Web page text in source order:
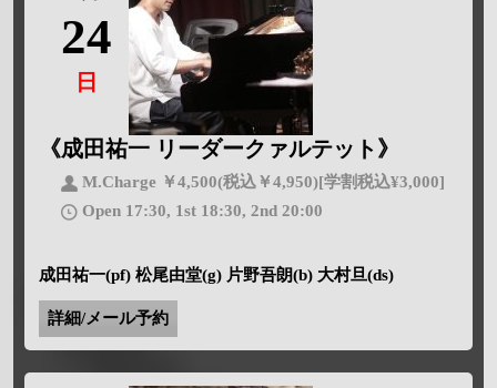
24
日
《成田祐一 リーダークァルテット》
M.Charge ￥4,500(税込￥4,950)[学割税込¥3,000]
Open 17:30, 1st 18:30, 2nd 20:00
成田祐一(pf) 松尾由堂(g) 片野吾朗(b) 大村旦(ds)
詳細/メール予約